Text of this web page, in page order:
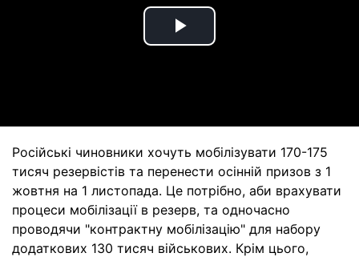
Play
Російські чиновники хочуть мобілізувати 170-175
тисяч резервістів та перенести осінній призов з 1
жовтня на 1 листопада. Це потрібно, аби врахувати
процеси мобілізації в резерв, та одночасно
проводячи "контрактну мобілізацію" для набору
додаткових 130 тисяч військових. Крім цього,